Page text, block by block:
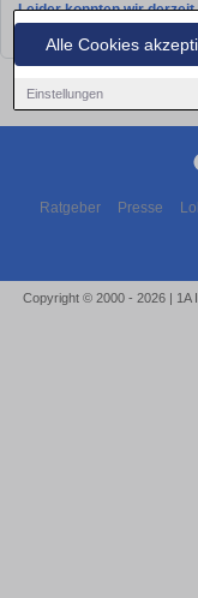
Alle Cookies
Einstellungen
Leider konnten wir
Ratgeber Presse
Copyright © 2000 - 2026 | 1A